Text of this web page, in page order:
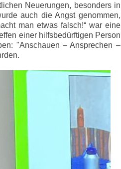
Neuerungen, besonders in
auch die Angst genommen,
man etwas falsch!“ war eine
einer hilfsbedürftigen Person
"Anschauen – Ansprechen –